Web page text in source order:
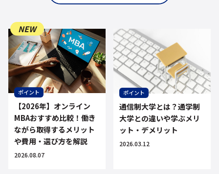
NEW
ポイント
【2026年】オンライン
MBAおすすめ比較！働き
ながら取得するメリット
や費用・選び方を解説
2026.08.07
ポイント
通信制大学とは？通学制
大学との違いや学ぶメリ
ット・デメリット
2026.03.12